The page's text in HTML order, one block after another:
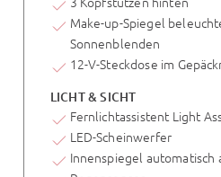
Make-up-Spiegel
Sonnenblenden
12-V-Steckdose im
LICHT & SICHT
Fernlichtassistent Light
LED-Scheinwerfer
Innenspiegel automatisch